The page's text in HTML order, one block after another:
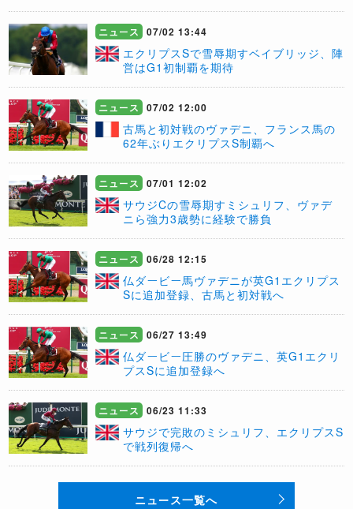
ニュース 07/02 13:44
エクリプスSで雪辱期すベイブリッジ、陣
営はG1初制覇を期待
ニュース 07/02 12:00
古馬と初対戦のヴァデニ、フランス馬の
62年ぶりエクリプスS制覇へ
ニュース 07/01 12:02
サウジCの雪辱期すミシュリフ、ヴァデ
ニら強力3歳勢に経験で勝負
ニュース 06/28 12:15
仏ダービー馬ヴァデニが英G1エクリプス
Sに追加登録、古馬と初対戦へ
ニュース 06/27 13:49
仏ダービー圧勝のヴァデニ、英G1エクリ
プスSに追加登録へ
ニュース 06/23 11:33
サウジで完敗のミシュリフ、エクリプスS
で戦列復帰へ
ニュース一覧へ